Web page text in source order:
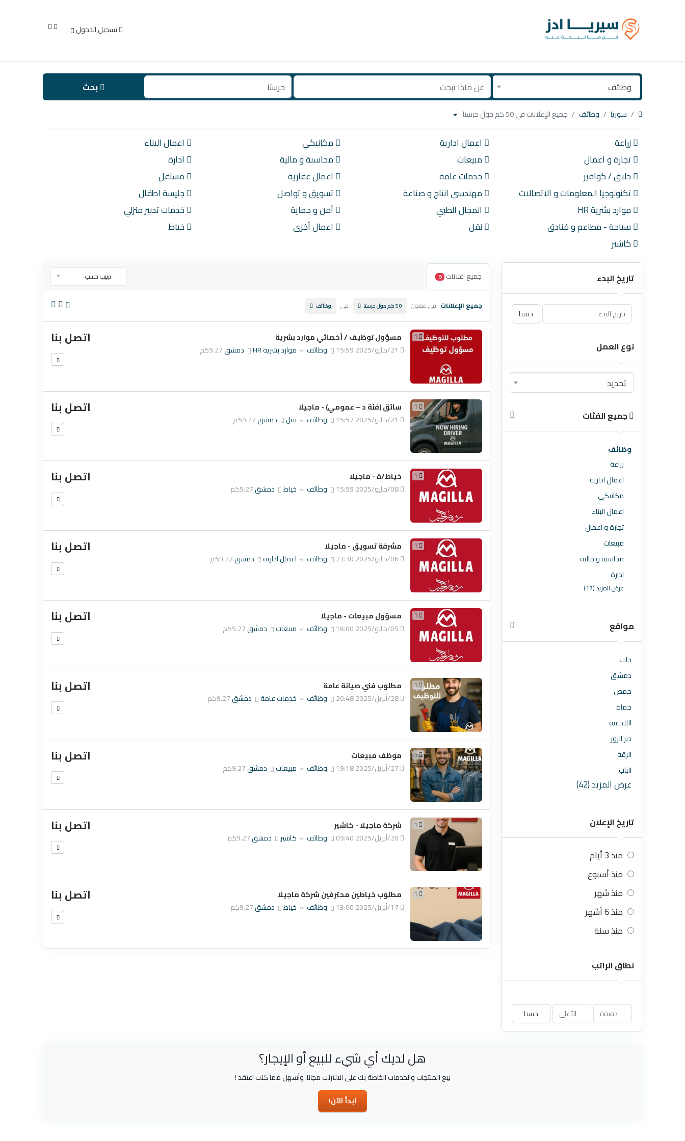
تسجيل الدخول
وظائف بحث
سوريا وظائف جميع الإعلانات في 50 كم حول حرستا
زراعة اعمال ادارية مكانيكي
اعمال البناء
تجارة و اعمال
مبيعات محاسبة و مالية
ادارة
حلاق / كوافير
خدمات عامة اعمال عقارية
مستقل
تكنولوجيا المعلومات و الاتصالات
مهندسي انتاج و صناعة تسويق و تواصل
جليسة اطقال
موارد بشرية HR
المجال الطبي أمن و حماية
خدمات تدبير منزلي
سياحة - مطاعم و فنادق
نقل اعمال أخرى
خياط
كاشير
تاريخ البدء
حسنا
نوع العمل
تحديد
جميع الفئات
وظائف
زراعة
اعمال ادارية
مكانيكي
اعمال البناء
تجارة و اعمال
مبيعات
محاسبة و مالية
ادارة
عرض المزيد (17)
مواقع
حلب
دمشق
حمص
حماه
اللاذقية
دير الزور
الرقة
الباب
عرض المزيد (42)
تاريخ الإعلان
منذ 3 أيام
منذ أسبوع
منذ شهر
منذ 6 أشهر
منذ سنة
نطاق الراتب
حسنا
جميع اعلانات 9 ترتيب حسب
جميع الإعلانات في غضون 50 كم حول حرستا في وظائف
مسؤول توظيف / أخصائي موارد بشرية
وظائف » موارد بشرية HR دمشق9.27كم
اتصل بنا
سائق (فئة د – عمومي) - ماجيلا
وظائف » نقل دمشق9.27كم
اتصل بنا
خياط/ة - ماجيلا
وظائف » خياط دمشق9.27كم
اتصل بنا
مشرفة تسويق - ماجيلا
وظائف » اعمال ادارية دمشق9.27كم
اتصل بنا
مسؤول مبيعات - ماجيلا
وظائف » مبيعات دمشق9.27كم
اتصل بنا
1
مطلوب فني صيانة عامة
وظائف » خدمات عامة دمشق9.27كم
اتصل بنا
1
موظف مبيعات
وظائف » مبيعات دمشق9.27كم
اتصل بنا
شركة ماجيلا - كاشير
وظائف » كاشير دمشق9.27كم
اتصل بنا
مطلوب خياطين محترفين شركة ماجيلا
وظائف » خياط دمشق9.27كم
اتصل بنا
هل لديك أي شيء للبيع أو الإيجار؟
بيع المنتجات والخدمات الخاصة بك على الانترنت مجانا. وأسهل مما كنت اعتقد !
ابدأ الآن!